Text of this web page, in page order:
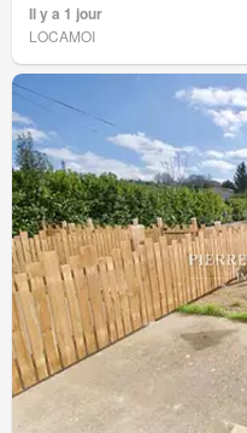
Il y a 1 jour
LOCAMOI